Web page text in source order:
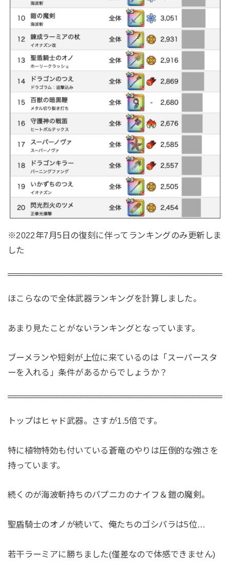
※2022年7月5日の復刻に伴ってランキングのみ更新しま
した
ほこらなので全体武器ランキングを計算しました。
あまり見たことがないランキングとなっています。
ブーメランや短剣が上位に来ているのは「スーパースタ
ーを入れる」条件があるからでしょうか？
トップはヒャド武器。さすが1.5倍です。
特に植物特効も付いている蒼竜のやりは圧倒的な強さを
持っています。
続くのが海波斬持ちのパプニカのナイフ＆鎧の魔剣。
聖盾騎士のオノが続いて、俺たちのゴシパラは5位…
若干ラーミアに勝ちました(僅差なので体感できません)